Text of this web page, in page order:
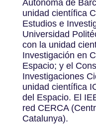
Autónoma de
unidad científica
Estudios e
Universidad
con la unidad
Investigación en
Espacio; y el
Investigaciones
unidad científica
del Espacio. El
red CERCA
Catalunya).